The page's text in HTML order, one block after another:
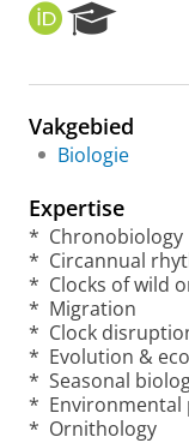
O
R
I
e
r
c
P
o
r
t
a
l
Vakgebied
Biologie
Expertise
* Chronobiology
* Circannual
* Clocks of wild
* Migration
* Clock
* Evolution &
* Seasonal
* Environmental
* Ornithology